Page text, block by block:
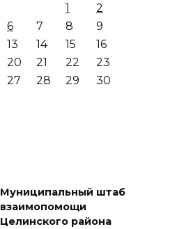
1
2
6 7 8
9
13 14 15
16
20 21 22
23
27 28 29
30
Муниципальный штаб
взаимопомощи
Целинского района